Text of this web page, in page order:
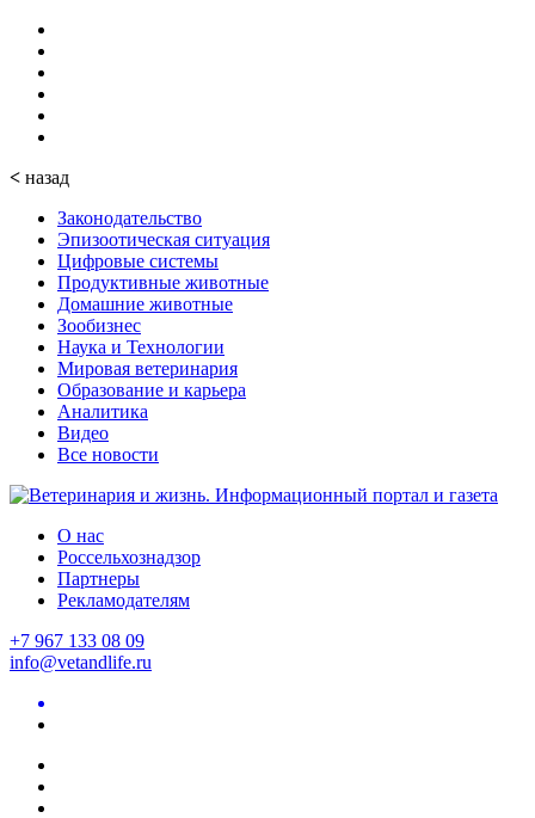
< назад
Законодательство
Эпизоотическая ситуация
Цифровые системы
Продуктивные животные
Домашние животные
Зообизнес
Наука и Технологии
Мировая ветеринария
Образование и карьера
Аналитика
Видео
Все новости
О нас
Россельхознадзор
Партнеры
Рекламодателям
+7 967 133 08 09
info@vetandlife.ru